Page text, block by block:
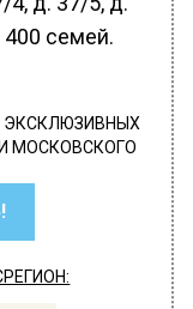
400 семей.
ЭКСКЛЮЗИВНЫХ
МОСКОВСКОГО